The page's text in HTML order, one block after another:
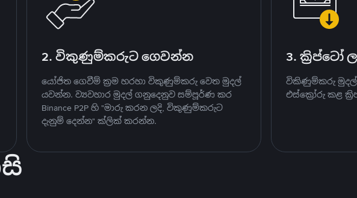
2. විකුණුම්කරුට ගෙවන්න
යෝජිත ගෙවීම් ක්‍රම හරහා විකුණුම්කරු වෙත මුදල්
යවන්න. ව්‍යවහාර මුදල් ගනුදෙනුව සම්පූර්ණ කර
Binance P2P හි "මාරු කරන ලදි, විකුණුම්කරුට
දැනුම් දෙන්න" ක්ලික් කරන්න.
3. ක්‍රිප්ටෝ
විකිණුම්කරු මුදල්
එස්ක්‍රෝරු කළ